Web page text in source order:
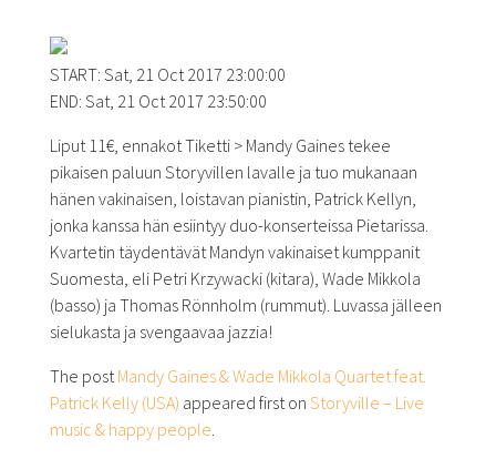
START: Sat, 21 Oct 2017 23:00:00
END: Sat, 21 Oct 2017 23:50:00
Liput 11€, ennakot Tiketti > Mandy Gaines tekee
pikaisen paluun Storyvillen lavalle ja tuo mukanaan
hänen vakinaisen, loistavan pianistin, Patrick Kellyn,
jonka kanssa hän esiintyy duo-konserteissa Pietarissa.
Kvartetin täydentävät Mandyn vakinaiset kumppanit
Suomesta, eli Petri Krzywacki (kitara), Wade Mikkola
(basso) ja Thomas Rönnholm (rummut). Luvassa jälleen
sielukasta ja svengaavaa jazzia!
The postMandy Gaines & Wade Mikkola Quartet feat.
Patrick Kelly (USA) appeared first on Storyville – Live
music & happy people.